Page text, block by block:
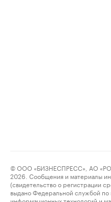
© ООО «БИЗНЕСПРЕСС», АО
2026. Сообщения и материалы
(свидетельство о регистрации
выдано Федеральной службой по